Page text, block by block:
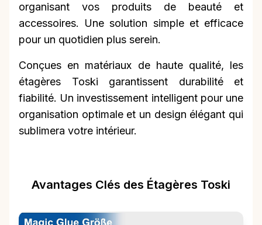
organisant vos produits de beauté et
accessoires. Une solution simple et efficace
pour un quotidien plus serein.
Conçues en matériaux de haute qualité, les
étagères Toski garantissent durabilité et
fiabilité. Un investissement intelligent pour une
organisation optimale et un design élégant qui
sublimera votre intérieur.
Avantages Clés des Étagères Toski